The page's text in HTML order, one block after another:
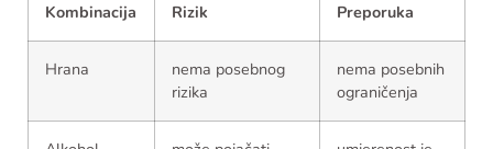
Kombinacija Rizik Preporuka
Hrana
nema posebnog
rizika
nema posebnih
ograničenja